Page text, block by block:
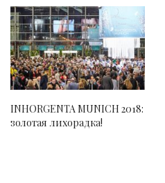
INHORGENTA MUNICH 2018:
золотая лихорадка!